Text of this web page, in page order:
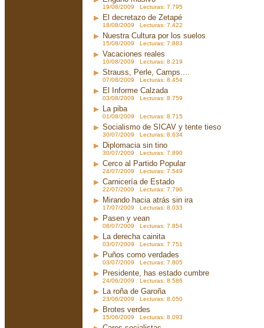
19/08/2009 Lecturas: 7.795
El decretazo de Zetapé
18/08/2009 Lecturas: 7.422
Nuestra Cultura por los suelos
15/08/2009 Lecturas: 7.883
Vacaciones reales
10/08/2009 Lecturas: 8.219
Strauss, Perle, Camps....
07/08/2009 Lecturas: 8.454
El Informe Calzada
03/08/2009 Lecturas: 8.759
La piba
01/08/2009 Lecturas: 8.715
Socialismo de SICAV y tente tieso
30/07/2009 Lecturas: 8.634
Diplomacia sin tino
30/07/2009 Lecturas: 7.890
Cerco al Partido Popular
24/07/2009 Lecturas: 7.549
Carnicería de Estado
22/07/2009 Lecturas: 7.796
Mirando hacia atrás sin ira
17/07/2009 Lecturas: 8.033
Pasen y vean
08/07/2009 Lecturas: 7.854
La derecha cainita
03/07/2009 Lecturas: 7.751
Puños como verdades
03/07/2009 Lecturas: 7.805
Presidente, has estado cumbre
24/06/2009 Lecturas: 8.586
La roña de Garoña
23/06/2009 Lecturas: 8.050
Brotes verdes
15/06/2009 Lecturas: 8.093